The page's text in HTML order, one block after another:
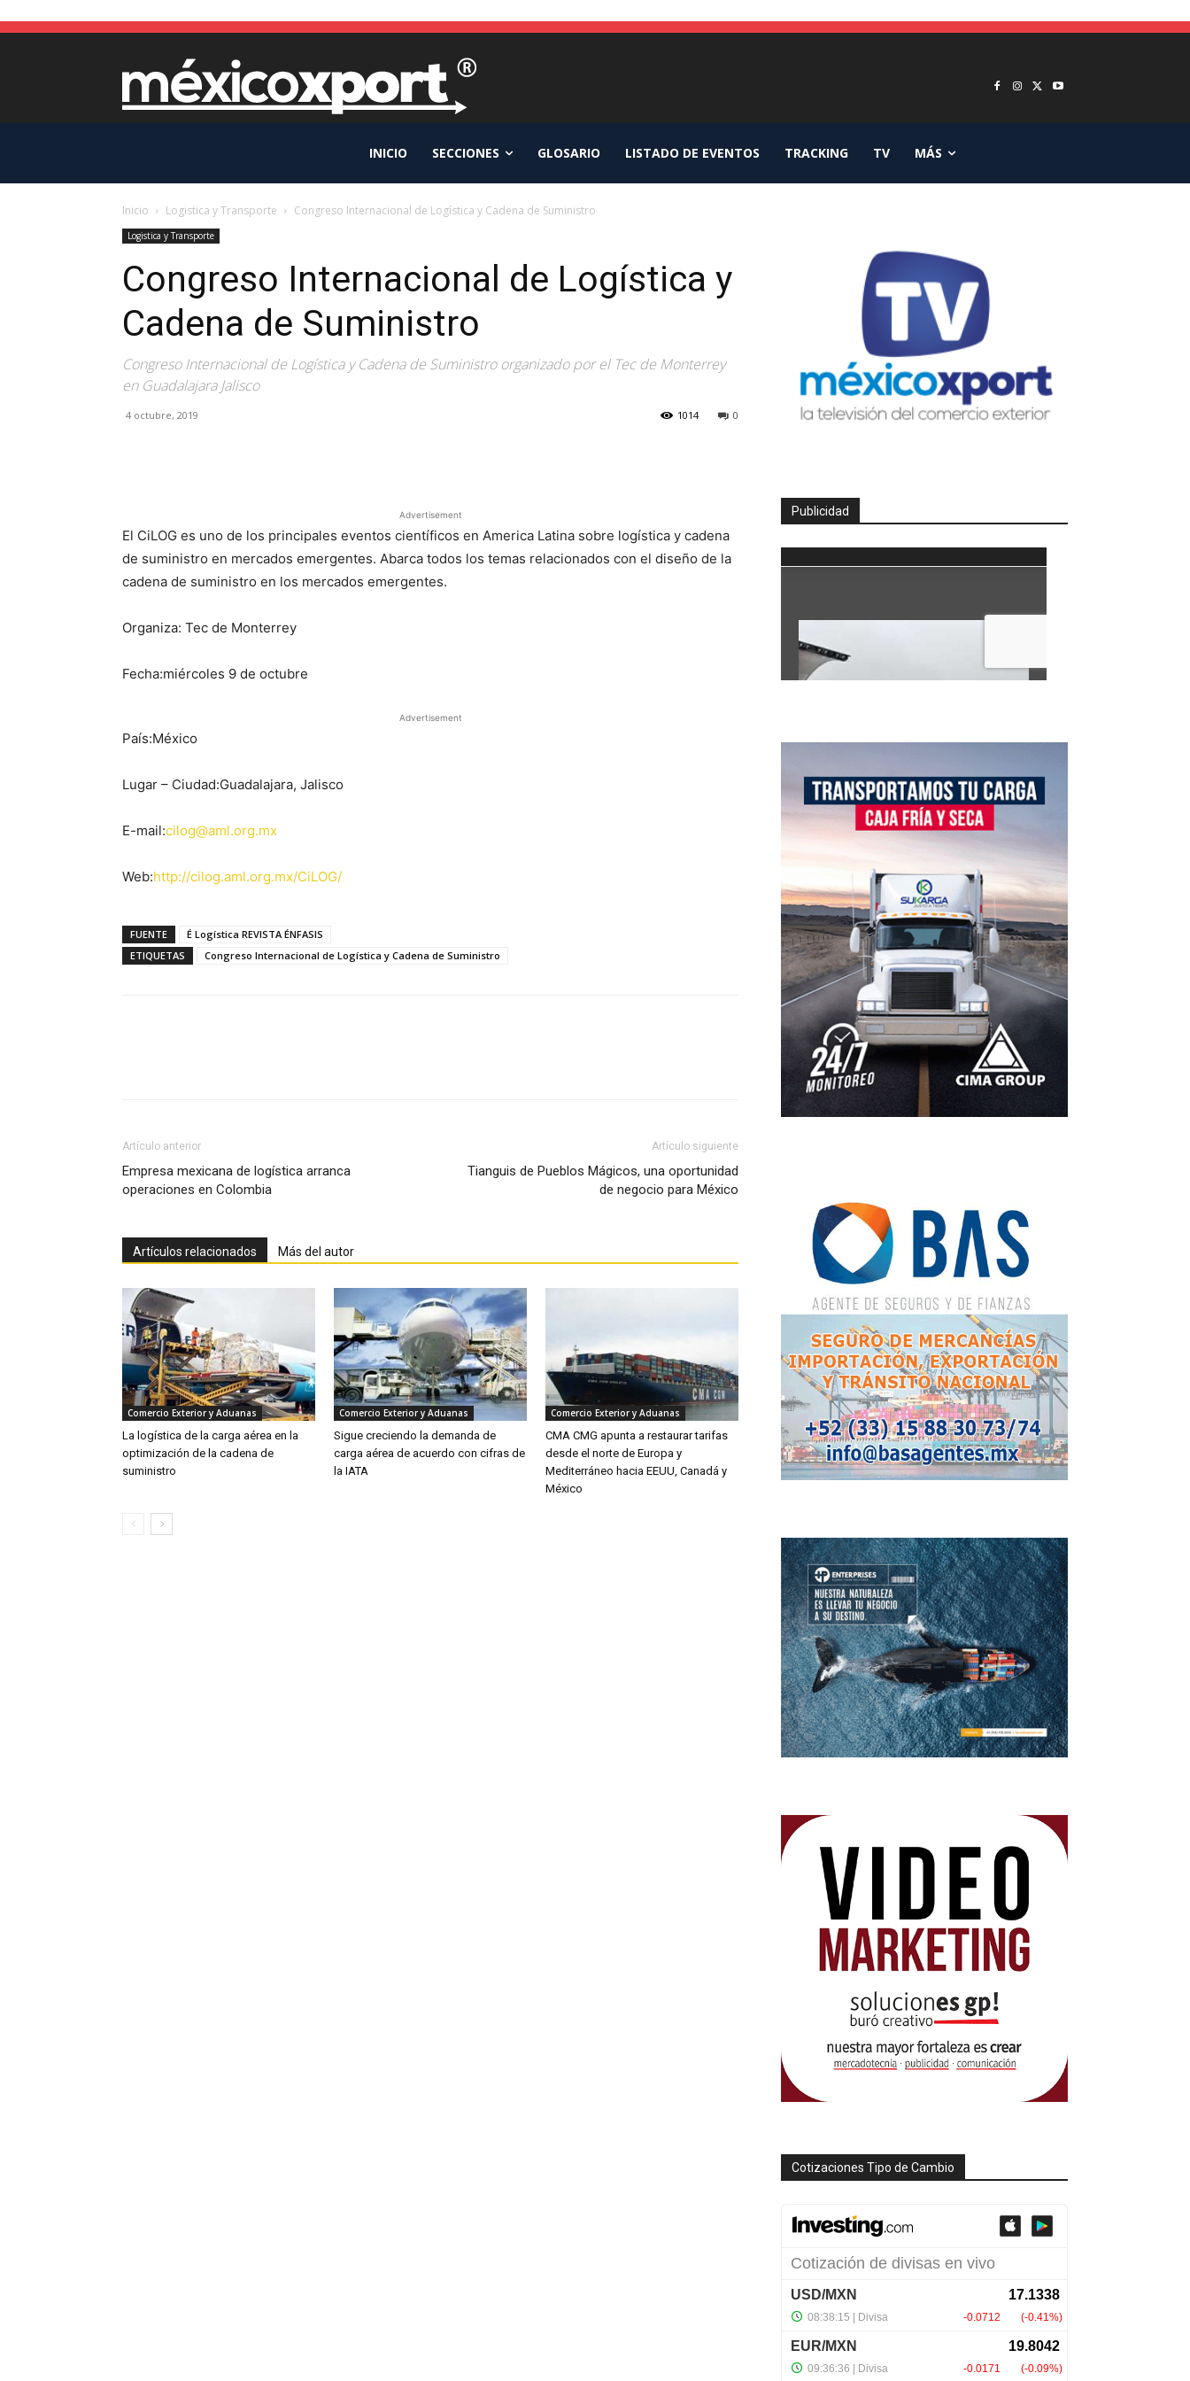
INICIO SECCIONES GLOSARIO LISTADO DE EVENTOS TRACKING TV MÁS
Inicio Logistica y Transporte Congreso Internacional de Logística y Cadena de Suministro
Logistica y Transporte
Congreso Internacional de Logística y
Cadena de Suministro
Congreso Internacional de Logística y Cadena de Suministro organizado por el Tec de Monterrey
en Guadalajara Jalisco
4 octubre, 2019 0
1014
Advertisement
El CiLOG es uno de los principales eventos científicos en America Latina sobre logística y cadena
de suministro en mercados emergentes. Abarca todos los temas relacionados con el diseño de la
cadena de suministro en los mercados emergentes.
Organiza: Tec de Monterrey
Fecha:miércoles 9 de octubre
Advertisement
País:México
Lugar – Ciudad:Guadalajara, Jalisco
E-mail:cilog@aml.org.mx
Web:http://cilog.aml.org.mx/CiLOG/
FUENTE
É Logística REVISTA ÉNFASIS
ETIQUETAS
Congreso Internacional de Logística y Cadena de Suministro
Artículo anterior
Empresa mexicana de logística arranca
operaciones en Colombia
Artículo siguiente
Tianguis de Pueblos Mágicos, una oportunidad
de negocio para México
Artículos relacionados Más del autor
Comercio Exterior y Aduanas
La logística de la carga aérea en la
optimización de la cadena de
suministro
Comercio Exterior y Aduanas
Sigue creciendo la demanda de
carga aérea de acuerdo con cifras de
la IATA
Comercio Exterior y Aduanas
CMA CMG apunta a restaurar tarifas
desde el norte de Europa y
Mediterráneo hacia EEUU, Canadá y
México
Publicidad
Cotizaciones Tipo de Cambio